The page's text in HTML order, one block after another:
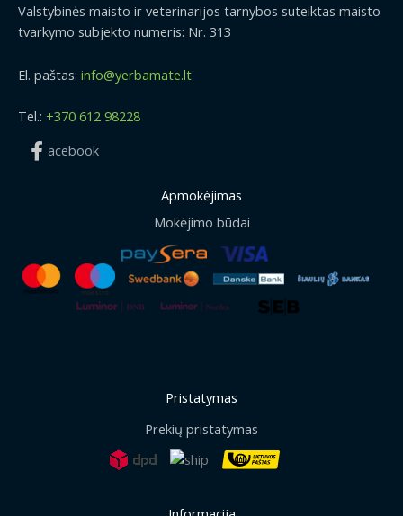
Valstybinės maisto ir veterinarijos tarnybos suteiktas maisto
tvarkymo subjekto numeris: Nr. 313
El. paštas: info@yerbamate.lt
Tel.: +370 612 98228
acebook
Apmokėjimas
Mokėjimo būdai
Pristatymas
Prekių pristatymas